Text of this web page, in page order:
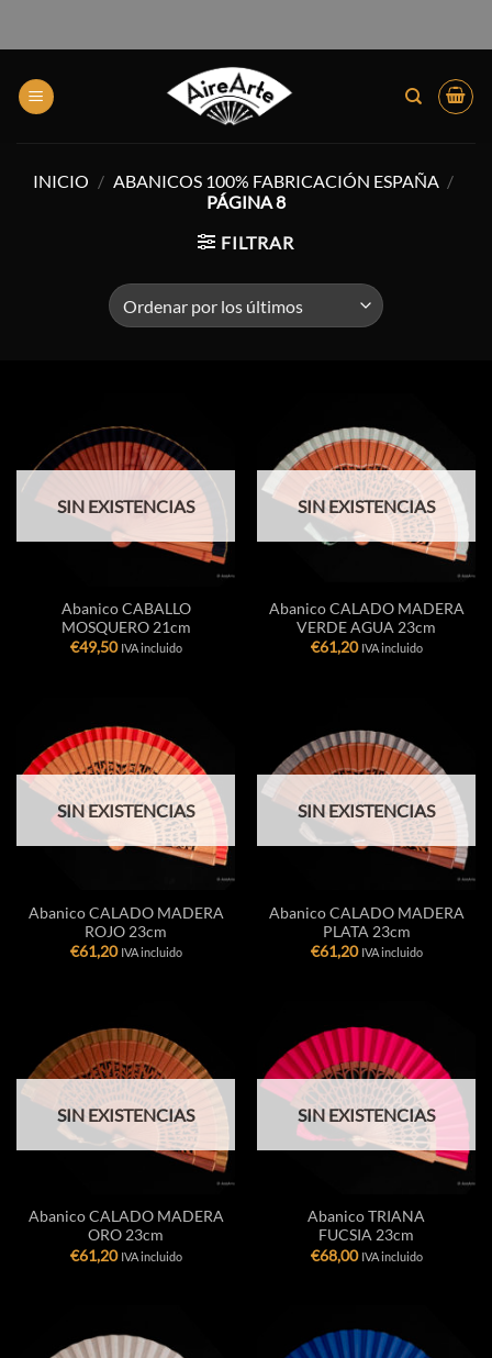
INICIO / ABANICOS 100% FABRICACIÓN ESPAÑA /
PÁGINA 8
FILTRAR
SIN EXISTENCIAS
Abanico CABALLO
MOSQUERO 21cm
€49,50 IVA incluido
SIN EXISTENCIAS
Abanico CALADO MADERA
VERDE AGUA 23cm
€61,20 IVA incluido
SIN EXISTENCIAS
Abanico CALADO MADERA
ROJO 23cm
€61,20 IVA incluido
SIN EXISTENCIAS
Abanico CALADO MADERA
PLATA 23cm
€61,20 IVA incluido
SIN EXISTENCIAS
Abanico CALADO MADERA
ORO 23cm
€61,20 IVA incluido
SIN EXISTENCIAS
Abanico TRIANA
FUCSIA 23cm
€68,00 IVA incluido